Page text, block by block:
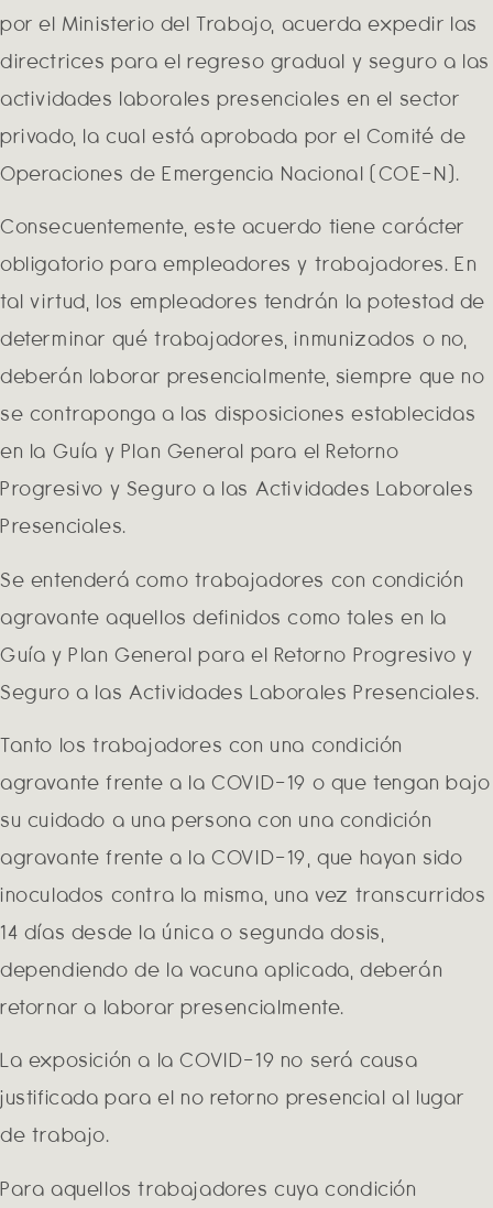
por el Ministerio del Trabajo, acuerda expedir las
directrices para el regreso gradual y seguro a las
actividades laborales presenciales en el sector
privado, la cual está aprobada por el Comité de
Operaciones de Emergencia Nacional (COE-N).
Consecuentemente, este acuerdo tiene carácter
obligatorio para empleadores y trabajadores. En
tal virtud, los empleadores tendrán la potestad de
determinar qué trabajadores, inmunizados o no,
deberán laborar presencialmente, siempre que no
se contraponga a las disposiciones establecidas
en la Guía y Plan General para el Retorno
Progresivo y Seguro a las Actividades Laborales
Presenciales.
Se entenderá como trabajadores con condición
agravante aquellos definidos como tales en la
Guía y Plan General para el Retorno Progresivo y
Seguro a las Actividades Laborales Presenciales.
Tanto los trabajadores con una condición
agravante frente a la COVID-19 o que tengan bajo
su cuidado a una persona con una condición
agravante frente a la COVID-19, que hayan sido
inoculados contra la misma, una vez transcurridos
14 días desde la única o segunda dosis,
dependiendo de la vacuna aplicada, deberán
retornar a laborar presencialmente.
La exposición a la COVID-19 no será causa
justificada para el no retorno presencial al lugar
de trabajo.
Para aquellos trabajadores cuya condición